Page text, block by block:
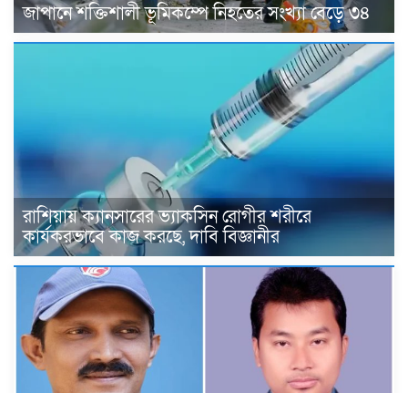
জাপানে শক্তিশালী ভূমিকম্পে নিহতের সংখ্যা বেড়ে ৩৪
রাশিয়ায় ক্যানসারের ভ্যাকসিন রোগীর শরীরে
কার্যকরভাবে কাজ করছে, দাবি বিজ্ঞানীর